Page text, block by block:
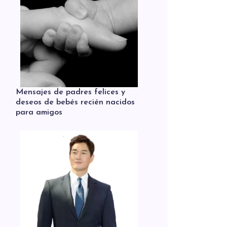
Mensajes de padres felices y
deseos de bebés recién nacidos
para amigos